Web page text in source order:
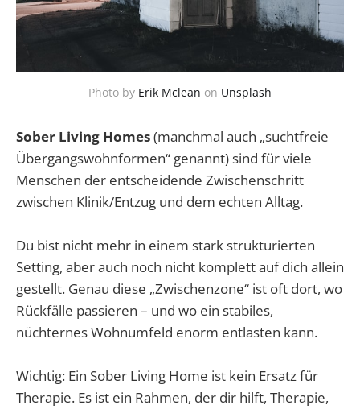
Photo by Erik Mclean on Unsplash
Sober Living Homes(manchmal auch „suchtfreie
Übergangswohnformen“ genannt) sind für viele
Menschen der entscheidende Zwischenschritt
zwischen Klinik/Entzug und dem echten Alltag.
Du bist nicht mehr in einem stark strukturierten
Setting, aber auch noch nicht komplett auf dich allein
gestellt. Genau diese „Zwischenzone“ ist oft dort, wo
Rückfälle passieren – und wo ein stabiles,
nüchternes Wohnumfeld enorm entlasten kann.
Wichtig: Ein Sober Living Home ist kein Ersatz für
Therapie. Es ist ein Rahmen, der dir hilft, Therapie,